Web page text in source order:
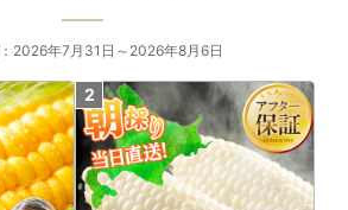
2026年7月31日～2026年8月6日